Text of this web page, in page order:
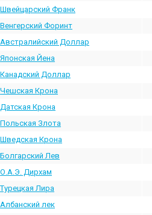
Швейцарский Франк
Венгерский Форинт
Австралийский Доллар
Японская Йена
Канадский Доллар
Чешская Крона
Датская Крона
Польская Злота
Шведская Крона
Болгарский Лев
О.А.Э. Дирхам
Турецкая Лира
Албанский лек